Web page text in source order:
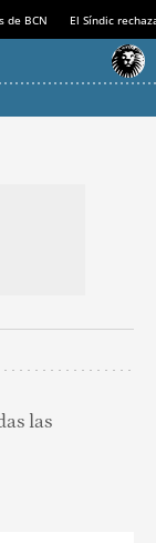
de BCN El Síndic
las